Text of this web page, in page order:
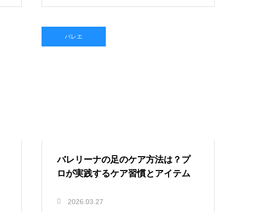
バレエ
バレリーナの足のケア方法は？プ
ロが実践するケア習慣とアイテム
2026.03.27